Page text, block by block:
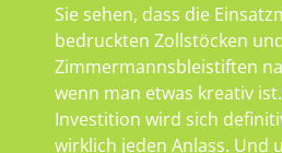
Sie sehen, dass die
bedruckten Zollstöcken
Zimmermannsbleistiften
wenn man etwas kreativ
Investition wird sich
wirklich jeden Anlass. Und